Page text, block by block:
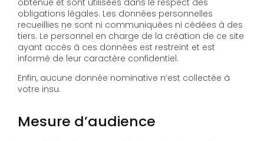
obtenue et sont utilisées dans le respect des
obligations légales. Les données personnelles
recueillies ne sont ni communiquées ni cédées à des
tiers. Le personnel en charge de la création de ce site
ayant accès à ces données est restreint et est
informé de leur caractère confidentiel.
Enfin, aucune donnée nominative n’est collectée à
votre insu.
Mesure d’audience